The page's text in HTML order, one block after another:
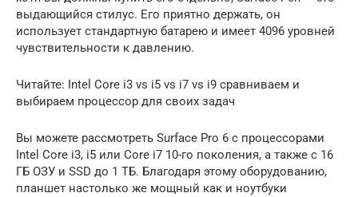
выдающийся стилус. Его приятно держать, он
использует стандартную батарею и имеет 4096 уровней
чувствительности к давлению.
Читайте: Intel Core i3 vs i5 vs i7 vs i9 сравниваем и
выбираем процессор для своих задач
Вы можете рассмотреть Surface Pro 6 с процессорами
Intel Core i3, i5 или Core i7 10-го поколения, а также с 16
ГБ ОЗУ и SSD до 1 ТБ. Благодаря этому оборудованию,
планшет настолько же мощный как и ноутбуки